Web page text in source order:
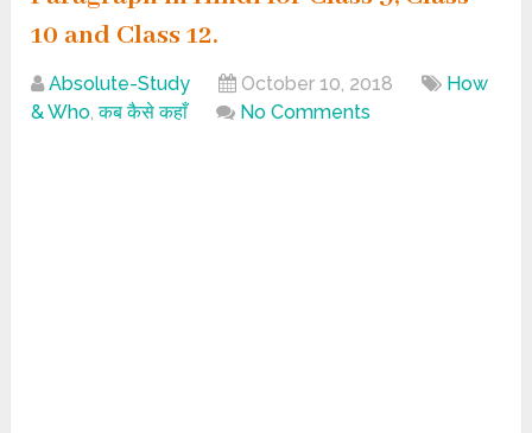
10 and Class 12.
Absolute-Study October 10, 2018
How
& Who,कब कैसे कहाँ No Comments